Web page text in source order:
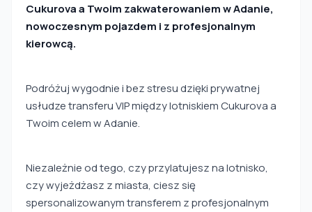
Cukurova a Twoim zakwaterowaniem w Adanie,
nowoczesnym pojazdem i z profesjonalnym
kierowcą.
Podróżuj wygodnie i bez stresu dzięki prywatnej
usłudze transferu VIP między lotniskiem Cukurova a
Twoim celem w Adanie.
Niezależnie od tego, czy przylatujesz na lotnisko,
czy wyjeżdżasz z miasta, ciesz się
spersonalizowanym transferem z profesjonalnym